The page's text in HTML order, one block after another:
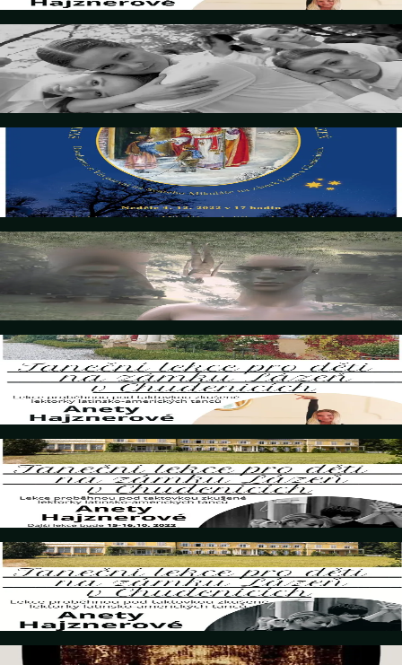
8. Dezember 2022
C'est Tout - Marty Dance Klatovy
Details
4. Dezember 2022
Svatý Mikuláš u Czerninů na zámku Lázeň
Details
23. November 2022
Forget What I Said - Marty Dance Klatovy
Details
5. November 2022
Taneční lekce pro děti
Details
15. Oktober 2022
Taneční lekce pro děti
24. September 2022
Taneční lekce pro děti
Details
19. September 2022